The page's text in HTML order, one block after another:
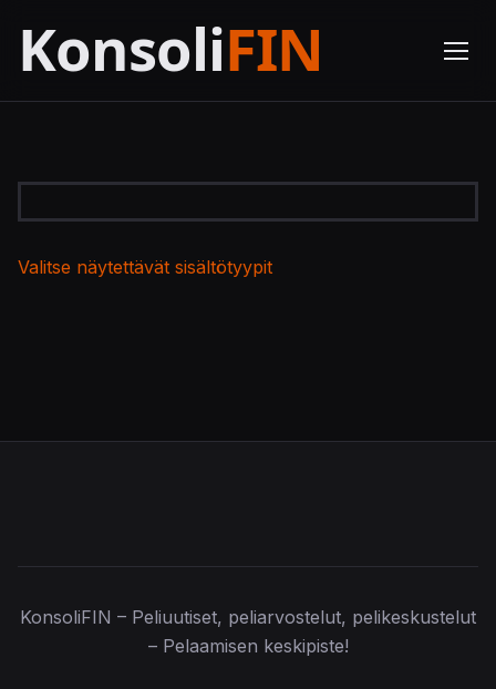
Valitse näytettävät sisältötyypit
KonsoliFIN – Peliuutiset, peliarvostelut, pelikeskustelut
– Pelaamisen keskipiste!